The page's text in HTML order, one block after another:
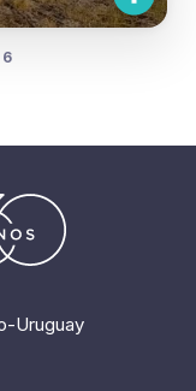
6
Uruguay